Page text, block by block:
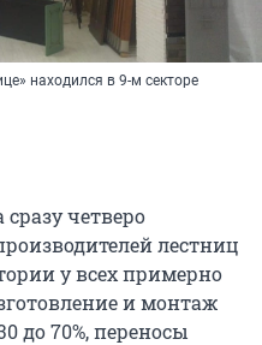
находился в 9-м секторе
сразу четверо
лестниц
у всех примерно
и монтаж
до 70%, переносы